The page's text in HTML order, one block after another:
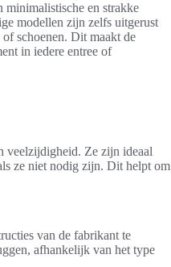
minimalistische en strakke
modellen zijn zelfs uitgerust
schoenen. Dit maakt de
in iedere entree of
veelzijdigheid. Ze zijn ideaal
ze niet nodig zijn. Dit helpt om
van de fabrikant te
afhankelijk van het type